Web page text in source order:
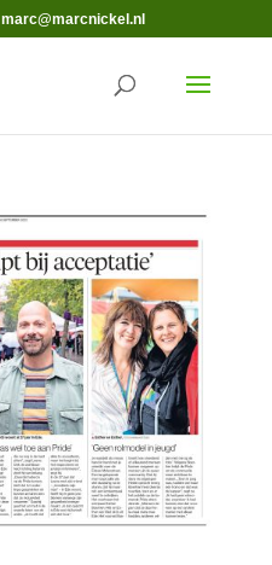
marc@marcnickel.nl